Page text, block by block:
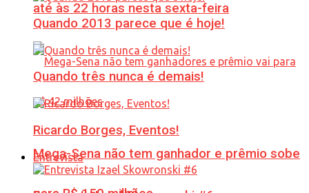
até às 22 horas nesta sexta-feira
Mega-Sena não tem ganhador e prêmio sobe
Quando 2013 parece que é hoje!
Quando três nunca é demais!
Ricardo Borges, Eventos!
Entrevista